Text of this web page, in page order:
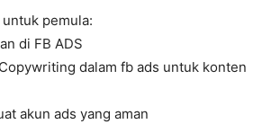
pemula:
di FB ADS
dalam fb ads untuk konten
akun ads yang aman